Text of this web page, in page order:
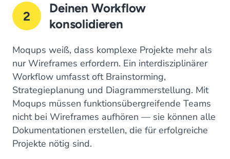
2
Deinen Workflow
konsolidieren
Moqups weiß, dass komplexe Projekte mehr als
nur Wireframes erfordern. Ein interdisziplinärer
Workflow umfasst oft Brainstorming,
Strategieplanung und Diagrammerstellung. Mit
Moqups müssen funktionsübergreifende Teams
nicht bei Wireframes aufhören — sie können alle
Dokumentationen erstellen, die für erfolgreiche
Projekte nötig sind.